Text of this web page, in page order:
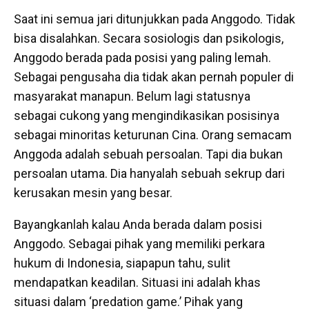
Saat ini semua jari ditunjukkan pada Anggodo. Tidak
bisa disalahkan. Secara sosiologis dan psikologis,
Anggodo berada pada posisi yang paling lemah.
Sebagai pengusaha dia tidak akan pernah populer di
masyarakat manapun. Belum lagi statusnya
sebagai cukong yang mengindikasikan posisinya
sebagai minoritas keturunan Cina. Orang semacam
Anggoda adalah sebuah persoalan. Tapi dia bukan
persoalan utama. Dia hanyalah sebuah sekrup dari
kerusakan mesin yang besar.
Bayangkanlah kalau Anda berada dalam posisi
Anggodo. Sebagai pihak yang memiliki perkara
hukum di Indonesia, siapapun tahu, sulit
mendapatkan keadilan. Situasi ini adalah khas
situasi dalam ‘predation game.’ Pihak yang